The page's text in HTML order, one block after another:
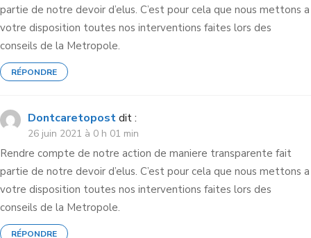
partie de notre devoir d’elus. C’est pour cela que nous mettons a
votre disposition toutes nos interventions faites lors des
conseils de la Metropole.
RÉPONDRE
Dontcaretopostdit :
26 juin 2021 à 0 h 01 min
Rendre compte de notre action de maniere transparente fait
partie de notre devoir d’elus. C’est pour cela que nous mettons a
votre disposition toutes nos interventions faites lors des
conseils de la Metropole.
RÉPONDRE